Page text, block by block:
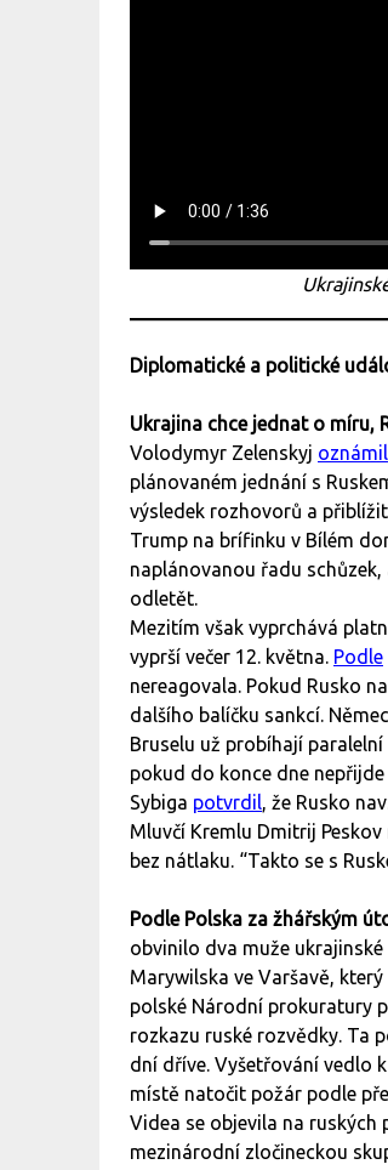
Diplomatické a politické
Ukrajina chce jednat o míru,
Volodymyr Zelenskyj oznámil
plánovaném jednání s
výsledek rozhovorů a
Trump na brífinku v Bílém
naplánovanou řadu
odletět.
Mezitím však vyprchává
vyprší večer 12. května. Podle
nereagovala. Pokud Rusko
dalšího balíčku sankcí.
Bruselu už probíhají
pokud do konce dne
Sybiga potvrdil, že Rusko
Mluvčí Kremlu Dmitrij Peskov
bez nátlaku. “Takto se s
Podle Polska za žhářským
obvinilo dva muže
Marywilska ve Varšavě,
polské Národní prokuratury
rozkazu ruské rozvědky. Ta
dní dříve. Vyšetřování vedlo
místě natočit požár podle
Videa se objevila na ruských
mezinárodní zločineckou